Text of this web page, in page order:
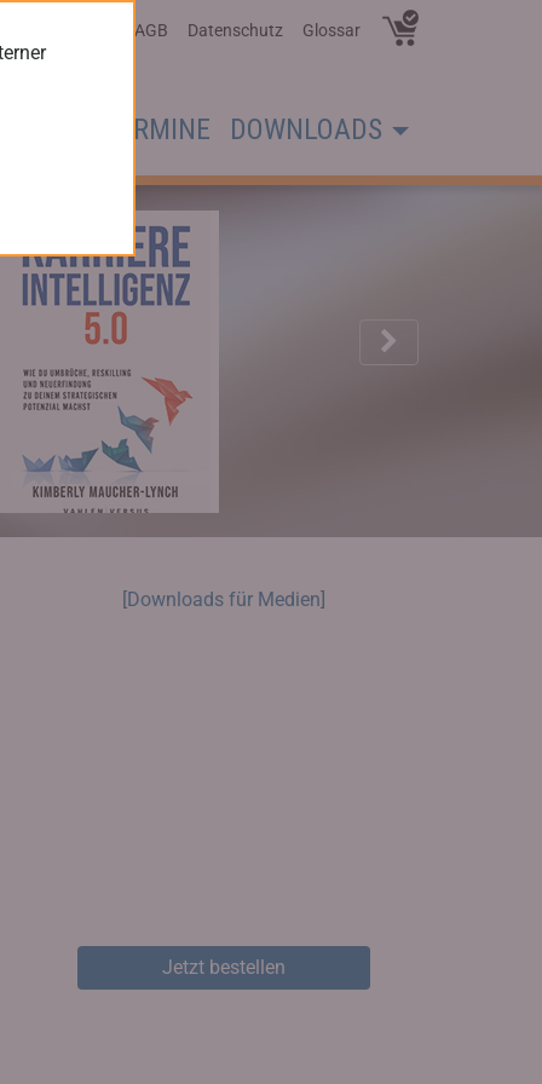
AGB Datenschutz Glossar
TERMINE DOWNLOADS
[Downloads für Medien]
Jetzt bestellen